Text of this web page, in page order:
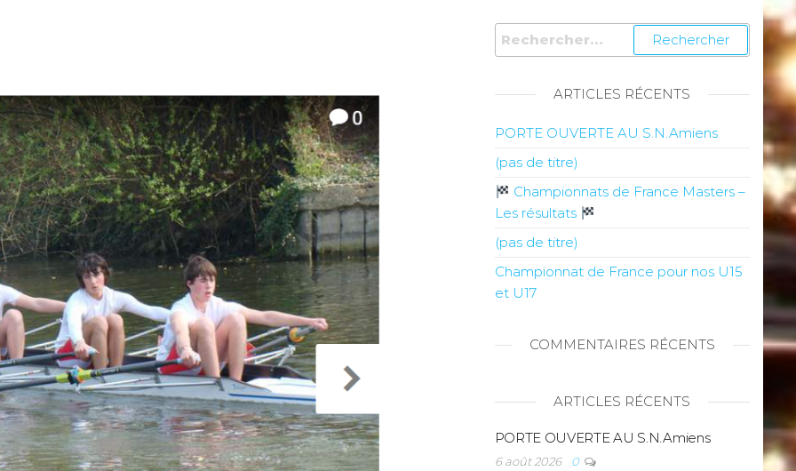
ARTICLES RÉCENTS
PORTE OUVERTE AU S.N.Amiens
(pas de titre)
Championnats de France Masters –
Les résultats
(pas de titre)
Championnat de France pour nos U15
et U17
COMMENTAIRES RÉCENTS
ARTICLES RÉCENTS
PORTE OUVERTE AU S.N.Amiens
6 août 2026 0